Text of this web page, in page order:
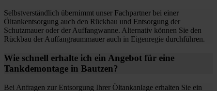
Selbstverständlich übernimmt unser Fachpartner bei einer
Öltankentsorgung auch den Rückbau und Entsorgung der
Schutzmauer oder der Auffangwanne. Alternativ können Sie den
Rückbau der Auffangraummauer auch in Eigenregie durchführen.
Wie schnell erhalte ich ein Angebot für eine
Tankdemontage in Bautzen?
Bei Anfragen zur Entsorgung Ihrer Öltankanlage erhalten Sie ein